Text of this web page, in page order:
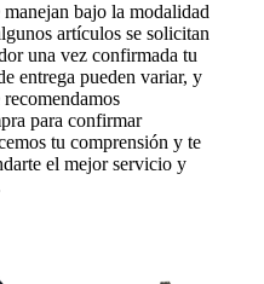
bajo la modalidad
artículos se solicitan
una vez confirmada tu
entrega pueden variar, y
para confirmar
tu comprensión y te
el mejor servicio y